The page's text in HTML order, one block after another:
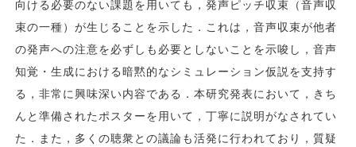
向ける必要のない課題を用いても，発声ピッチ収束（音声収
束の一種）が生じることを示した．これは，音声収束が他者
の発声への注意を必ずしも必要としないことを示唆し，音声
知覚・生成における暗黙的なシミュレーション仮説を支持す
る，非常に興味深い内容である．本研究発表において，きち
んと準備されたポスターを用いて，丁寧に説明がなされてい
た．また，多くの聴衆との議論も活発に行われており，質疑